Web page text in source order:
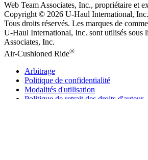
Web Team Associates, Inc., propriétaire et
Copyright © 2026 U-Haul International, Inc.
Tous droits réservés. Les marques de
U-Haul International, Inc. sont utilisés sous
Associates, Inc.
Air-Cushioned Ride®
Arbitrage
Politique de confidentialité
Modalités d'utilisation
Politique de retrait des droits d'auteur